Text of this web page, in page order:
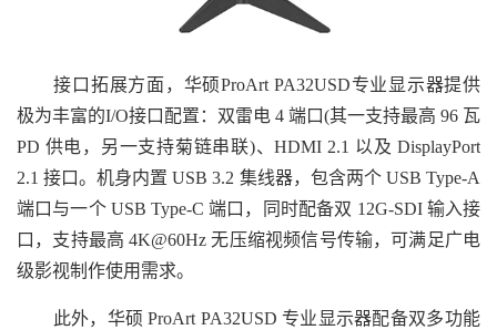
接口拓展方面，华硕ProArt PA32USD专业显示器提供
极为丰富的I/O接口配置：双雷电 4 端口(其一支持最高 96 瓦
PD 供电，另一支持菊链串联)、HDMI 2.1 以及 DisplayPort
2.1 接口。机身内置 USB 3.2 集线器，包含两个 USB Type-A
端口与一个 USB Type-C 端口，同时配备双 12G-SDI 输入接
口，支持最高 4K@60Hz 无压缩视频信号传输，可满足广电
级影视制作使用需求。
此外，华硕 ProArt PA32USD 专业显示器配备双多功能